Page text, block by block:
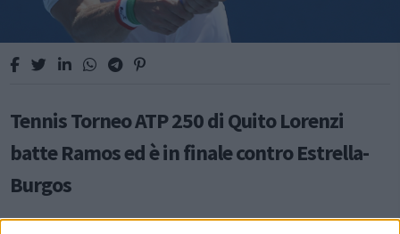
Tennis Torneo ATP 250 di Quito Lorenzi
batte Ramos ed è in finale contro Estrella-
Burgos